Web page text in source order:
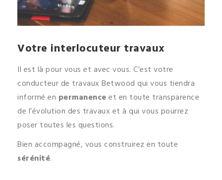
Votre interlocuteur travaux
Il est là pour vous et avec vous. C’est votre
conducteur de travaux Betwood qui vous tiendra
informé en permanenceet en toute transparence
de l’évolution des travaux et à qui vous pourrez
poser toutes les questions.
Bien accompagné, vous construirez en toute
sérénité.